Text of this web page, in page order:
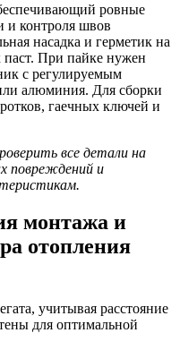
ровные
и контроля швов
насадка и герметик на
паст. При пайке нужен
с регулируемым
алюминия. Для сборки
гаечных ключей и
все детали на
повреждений и
монтажа и
отопления
учитывая расстояние
для оптимальной